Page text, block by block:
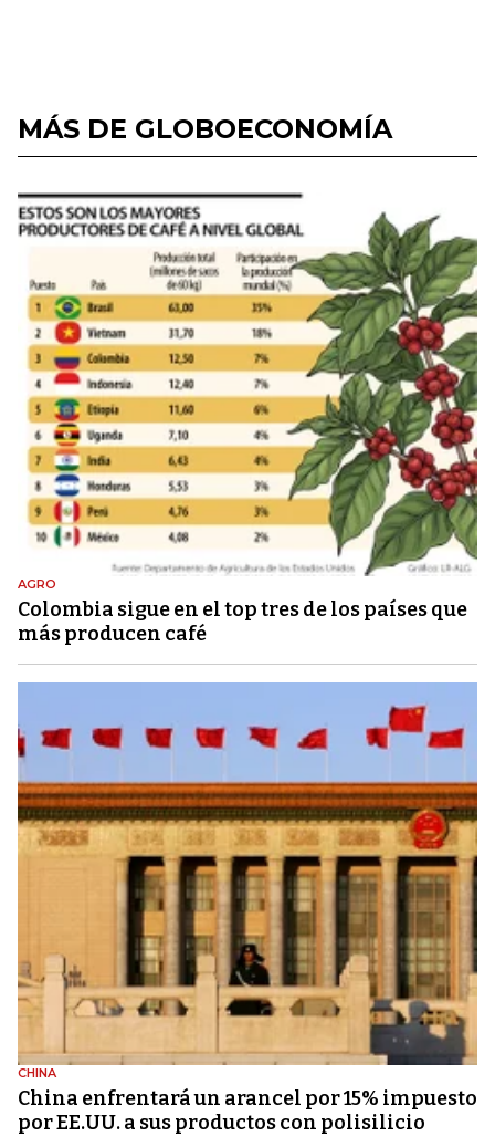
MÁS DE GLOBOECONOMÍA
AGRO
Colombia sigue en el top tres de los países que
más producen café
CHINA
China enfrentará un arancel por 15% impuesto
por EE.UU. a sus productos con polisilicio